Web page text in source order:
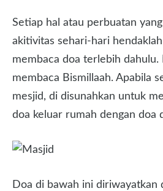
Setiap hal atau perbuatan
akitivitas sehari-hari
membaca doa terlebih dahulu.
membaca Bismillaah. Apabila
mesjid, di disunahkan untuk
doa keluar rumah dengan doa
Doa di bawah ini diriwayatkan